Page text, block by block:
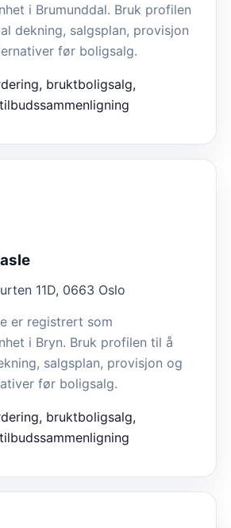
i Brumunddal. Bruk profilen
dekning, salgsplan, provisjon
før boligsalg.
bruktboligsalg,
11D, 0663 Oslo
er registrert som
i Bryn. Bruk profilen til å
salgsplan, provisjon og
før boligsalg.
bruktboligsalg,